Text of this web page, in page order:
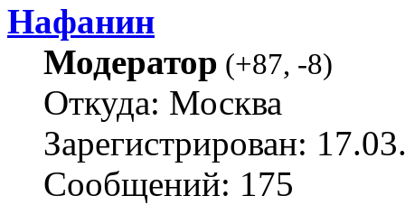
Нафанин
Модератор (+87, -8)
Откуда: Москва
Зарегистрирован:
Сообщений: 175